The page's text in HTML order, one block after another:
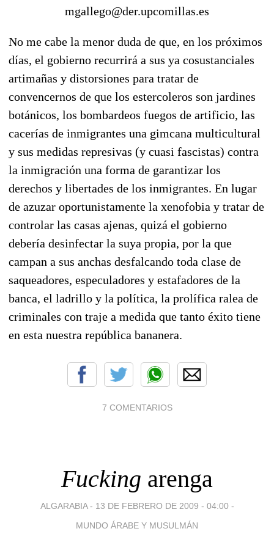
mgallego@der.upcomillas.es
No me cabe la menor duda de que, en los próximos
días, el gobierno recurrirá a sus ya cosustanciales
artimañas y distorsiones para tratar de
convencernos de que los estercoleros son jardines
botánicos, los bombardeos fuegos de artificio, las
cacerías de inmigrantes una gimcana multicultural
y sus medidas represivas (y cuasi fascistas) contra
la inmigración una forma de garantizar los
derechos y libertades de los inmigrantes. En lugar
de azuzar oportunistamente la xenofobia y tratar de
controlar las casas ajenas, quizá el gobierno
debería desinfectar la suya propia, por la que
campan a sus anchas desfalcando toda clase de
saqueadores, especuladores y estafadores de la
banca, el ladrillo y la política, la prolífica ralea de
criminales con traje a medida que tanto éxito tiene
en esta nuestra república bananera.
7 COMENTARIOS
Fucking arenga
ALGARABIA - 13 DE FEBRERO DE 2009 - 04:00 -
MUNDO ÁRABE Y MUSULMÁN